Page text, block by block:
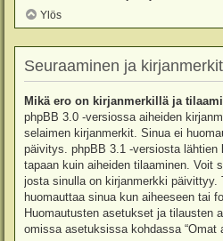
Ylös
Seuraaminen ja kirjanmerkit
Mikä ero on kirjanmerkillä ja
phpBB 3.0 -versiossa aiheiden
selaimen kirjanmerkit. Sinua ei
päivitys. phpBB 3.1 -versiosta
tapaan kuin aiheiden tilaaminen. Voit
josta sinulla on kirjanmerkki päivittyy.
huomauttaa sinua kun aiheeseen tai
Huomautusten asetukset ja tilausten
omissa asetuksissa kohdassa “Omat